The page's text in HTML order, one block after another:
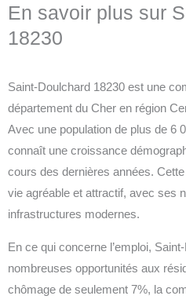
En savoir plus sur
18230
Saint-Doulchard 18230 est une
département du Cher en région
Avec une population de plus de 6
connaît une croissance
cours des dernières années.
vie agréable et attractif, avec ses
infrastructures modernes.
En ce qui concerne l’emploi,
nombreuses opportunités aux
chômage de seulement 7%, la